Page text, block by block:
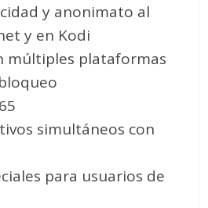
y anonimato al
y en Kodi
múltiples plataformas
simultáneos con
para usuarios de